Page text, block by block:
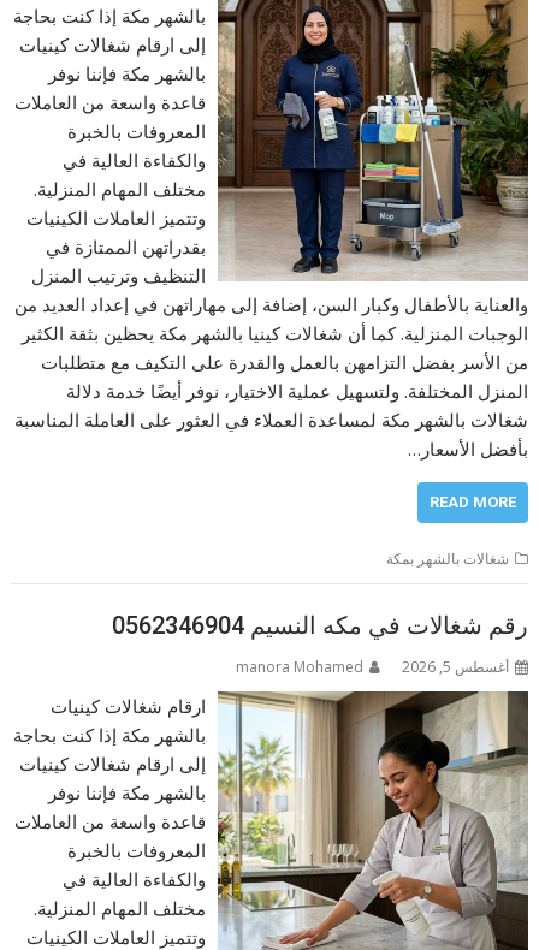
بالشهر مكة إذا كنت بحاجة
إلى ارقام شغالات كينيات
بالشهر مكة فإننا نوفر
قاعدة واسعة من العاملات
المعروفات بالخبرة
والكفاءة العالية في
مختلف المهام المنزلية.
وتتميز العاملات الكينيات
بقدراتهن الممتازة في
التنظيف وترتيب المنزل
والعناية بالأطفال وكبار السن، إضافة إلى مهاراتهن في إعداد العديد من
الوجبات المنزلية. كما أن شغالات كينيا بالشهر مكة يحظين بثقة الكثير
من الأسر بفضل التزامهن بالعمل والقدرة على التكيف مع متطلبات
المنزل المختلفة. ولتسهيل عملية الاختيار، نوفر أيضًا خدمة دلالة
شغالات بالشهر مكة لمساعدة العملاء في العثور على العاملة المناسبة
بأفضل الأسعار…
READ MORE
شغالات بالشهر بمكة
رقم شغالات في مكه النسيم 0562346904
أغسطس 5, 2026 manora Mohamed
ارقام شغالات كينيات
بالشهر مكة إذا كنت بحاجة
إلى ارقام شغالات كينيات
بالشهر مكة فإننا نوفر
قاعدة واسعة من العاملات
المعروفات بالخبرة
والكفاءة العالية في
مختلف المهام المنزلية.
وتتميز العاملات الكينيات